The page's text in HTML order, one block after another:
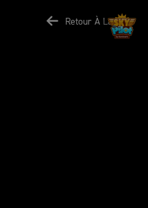
Retour À La Liste